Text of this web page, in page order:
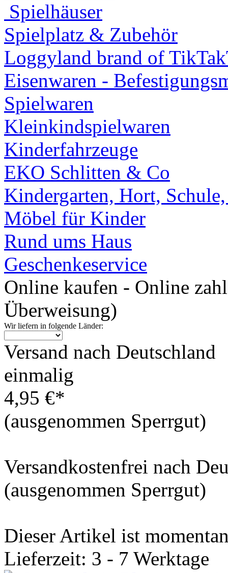
Spielhäuser
Spielplatz & Zubehör
Loggyland brand of
Eisenwaren -
Spielwaren
Kleinkindspielwaren
Kinderfahrzeuge
EKO Schlitten & Co
Kindergarten, Hort,
Möbel für Kinder
Rund ums Haus
Geschenkeservice
Online kaufen - Online
Überweisung)
Wir liefern in folgende Länder:
Versand nach Deutschland
einmalig
4,95 €*
(ausgenommen Sperrgut)
Versandkostenfrei nach
(ausgenommen Sperrgut)
Dieser Artikel ist
Lieferzeit: 3 - 7 Werktage